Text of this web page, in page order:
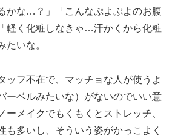
かな…？」「こんなぷよぷよのお腹
軽く化粧しなきゃ…汗かくから化粧
いな。
ッフ不在で、マッチョな人が使うよ
ーベルみたいな）がないのでいい意
ーメイクでもくもくとストレッチ、
も多いし、そういう姿がかっこよく